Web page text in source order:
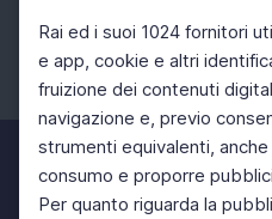
Rai ed i suoi 1024 fornitori
e app, cookie e altri
fruizione dei contenuti
navigazione e, previo
strumenti equivalenti,
consumo e proporre
Per quanto riguarda la
Facebook